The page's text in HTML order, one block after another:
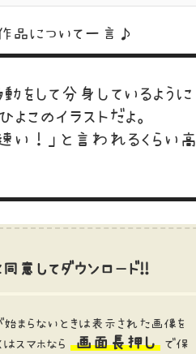
品に ついて一言♪
をして分身しているように
よこのイラストだよ。
い！」と言われるくらい
意してダウンロード!!
まらないときは表示された画像を
スマホなら 画面長押し
で保